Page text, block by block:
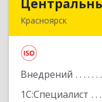
Красноярск
Внедрений
1С:Специалист